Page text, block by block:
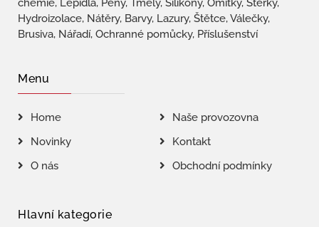
chemie, Lepidla, Pěny, Tmely, Silikony, Omítky, Stěrky,
Hydroizolace, Nátěry, Barvy, Lazury, Štětce, Válečky,
Brusiva, Nářadí, Ochranné pomůcky, Příslušenství
Menu
Home
Naše provozovna
Novinky
Kontakt
O nás
Obchodní podmínky
Hlavní kategorie